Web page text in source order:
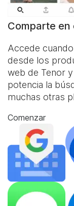
Comparte en
Accede
desde los
web de Tenor y
potencia la
muchas otras
Comenzar